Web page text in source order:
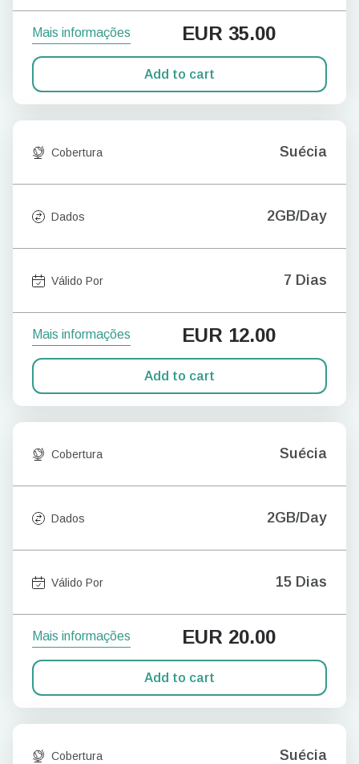
Mais informações EUR 35.00
Add to cart
Cobertura Suécia
Dados 2GB/Day
Válido Por 7 Dias
Mais informações EUR 12.00
Add to cart
Cobertura Suécia
Dados 2GB/Day
Válido Por 15 Dias
Mais informações EUR 20.00
Add to cart
Cobertura Suécia